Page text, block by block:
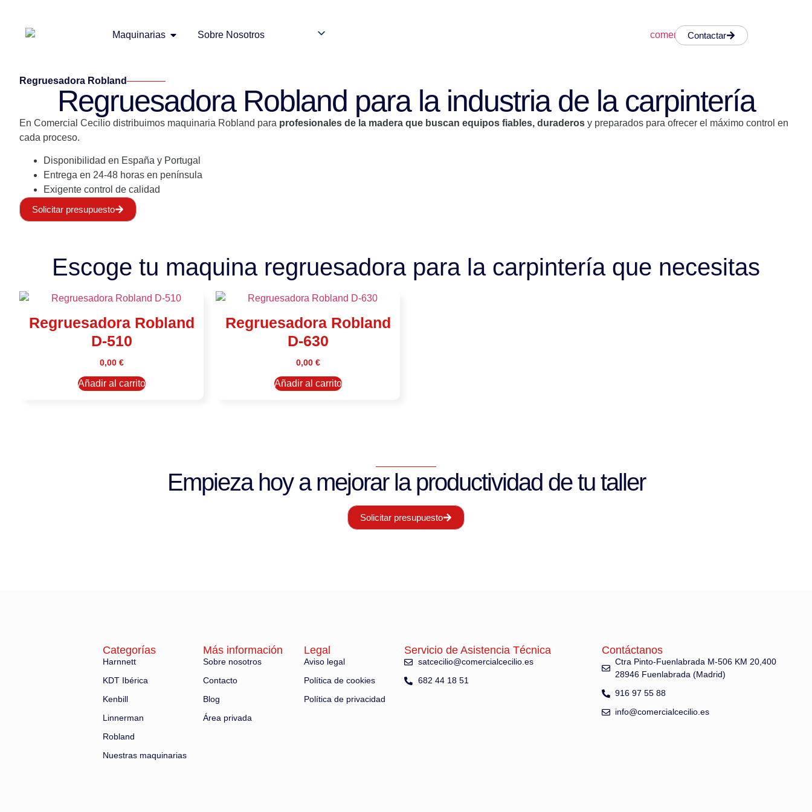
Maquinarias Sobre Nosotros Contactar
Regruesadora Robland
Regruesadora Robland para la industria de la carpintería
En Comercial Cecilio distribuimos maquinaria Robland para profesionales de la madera que buscan equipos fiables, duraderos y preparados para ofrecer el máximo control en
cada proceso.
Disponibilidad en España y Portugal
Entrega en 24-48 horas en península
Exigente control de calidad
Solicitar presupuesto
Escoge tu maquina regruesadora para la carpintería que necesitas
Regruesadora Robland
D-510
0,00 €
Añadir al carrito
Regruesadora Robland
D-630
0,00 €
Añadir al carrito
Empieza hoy a mejorar la productividad de tu taller
Solicitar presupuesto
Categorías
Harnnett
KDT Ibérica
Kenbill
Linnerman
Robland
Nuestras maquinarias
Más información
Sobre nosotros
Contacto
Blog
Área privada
Legal
Aviso legal
Política de cookies
Política de privacidad
Servicio de Asistencia Técnica
satcecilio@comercialcecilio.es
682 44 18 51
Contáctanos
Ctra Pinto-Fuenlabrada M-506 KM 20,400
28946 Fuenlabrada (Madrid)
916 97 55 88
info@comercialcecilio.es